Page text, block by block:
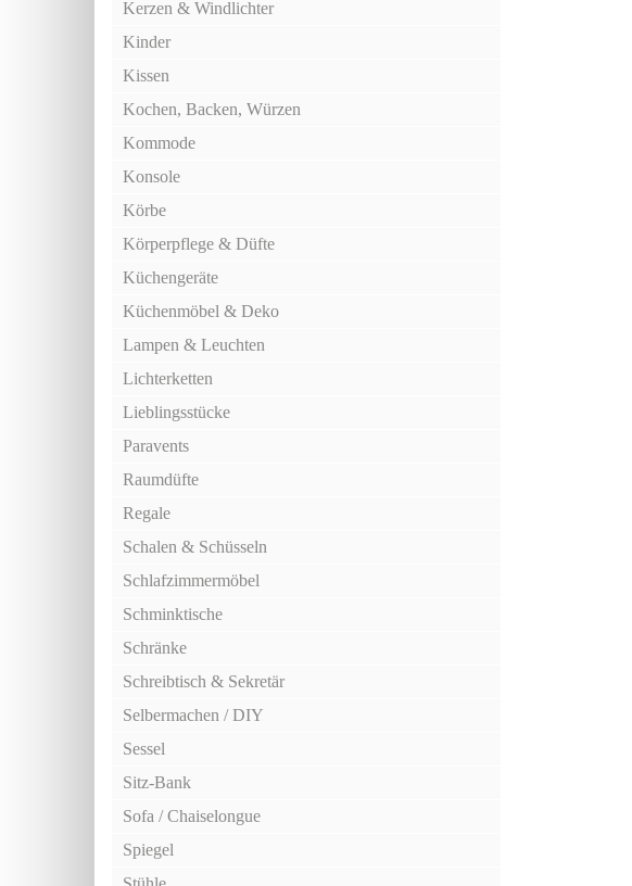
Kerzen & Windlichter
Kinder
Kissen
Kochen, Backen, Würzen
Kommode
Konsole
Körbe
Körperpflege & Düfte
Küchengeräte
Küchenmöbel & Deko
Lampen & Leuchten
Lichterketten
Lieblingsstücke
Paravents
Raumdüfte
Regale
Schalen & Schüsseln
Schlafzimmermöbel
Schminktische
Schränke
Schreibtisch & Sekretär
Selbermachen / DIY
Sessel
Sitz-Bank
Sofa / Chaiselongue
Spiegel